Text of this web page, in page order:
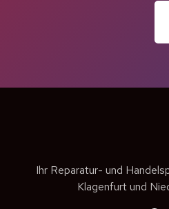
Ihr Reparatur- und
Klagenfurt und